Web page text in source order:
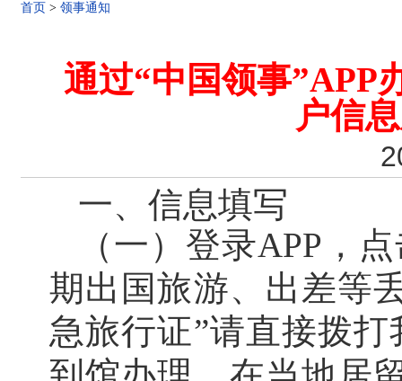
首页 > 领事通知
通过“中国领事”APP
户信
一、信息填写
（一）登录APP，
期出国旅游、出差等
急旅行证”请直接拨